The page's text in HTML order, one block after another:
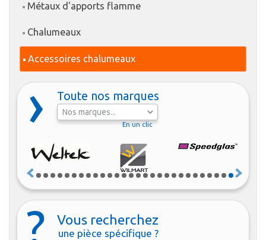
Métaux d'apports flamme
Chalumeaux
Accessoires chalumeaux
Toute nos marques
En un clic
Vous recherchez
une pièce spécifique ?